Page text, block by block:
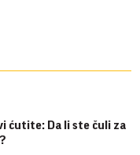
ćutite: Da li ste čuli za